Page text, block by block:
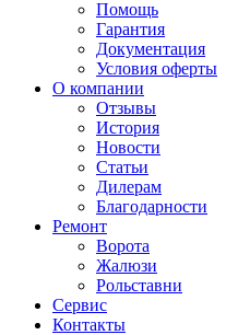
Помощь
Гарантия
Документация
Условия оферты
О компании
Отзывы
История
Новости
Статьи
Дилерам
Благодарности
Ремонт
Ворота
Жалюзи
Рольставни
Сервис
Контакты